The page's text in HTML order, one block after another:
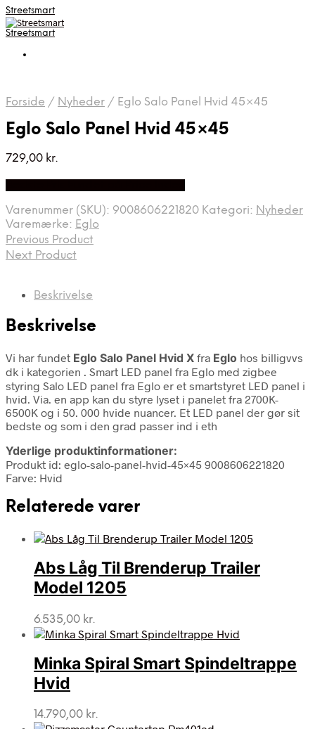
Streetsmart
Streetsmart
Forside / Nyheder / Eglo Salo Panel Hvid 45×45
Eglo Salo Panel Hvid 45×45
729,00 kr.
Varenummer (SKU): 9008606221820 Kategori: Nyheder
Varemærke: Eglo
Previous Product
Next Product
Beskrivelse
Beskrivelse
Vi har fundet Eglo Salo Panel Hvid X fra Eglo hos billigvvs
dk i kategorien . Smart LED panel fra Eglo med zigbee
styring Salo LED panel fra Eglo er et smartstyret LED panel i
hvid. Via. en app kan du styre lyset i panelet fra 2700K-
6500K og i 50. 000 hvide nuancer. Et LED panel der gør sit
bedste og som i den grad passer ind i eth
Yderlige produktinformationer:
Produkt id: eglo-salo-panel-hvid-45×45 9008606221820
Farve: Hvid
Relaterede varer
Abs Låg Til Brenderup Trailer
Model 1205
6.535,00 kr.
Minka Spiral Smart Spindeltrappe
Hvid
14.790,00 kr.